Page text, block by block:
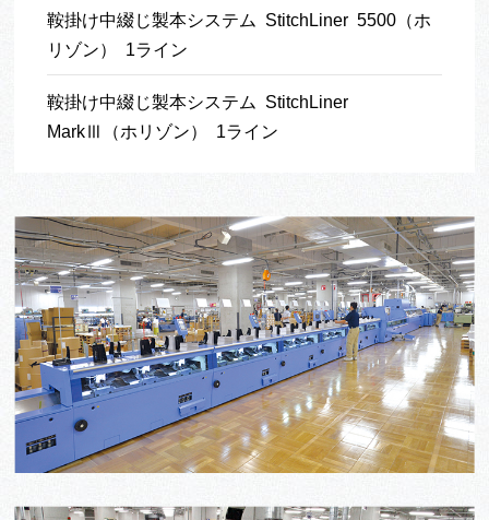
鞍掛け中綴じ製本システム StitchLiner 5500（ホ
リゾン） 1ライン
鞍掛け中綴じ製本システム StitchLiner
MarkⅢ（ホリゾン） 1ライン